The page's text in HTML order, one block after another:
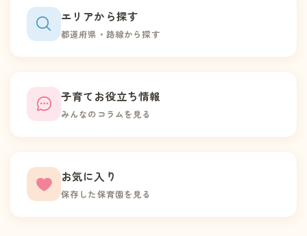
エリアから探す
都道府県・路線から探す
子育てお役立ち情報
みんなのコラムを見る
お気に入り
保存した保育園を見る